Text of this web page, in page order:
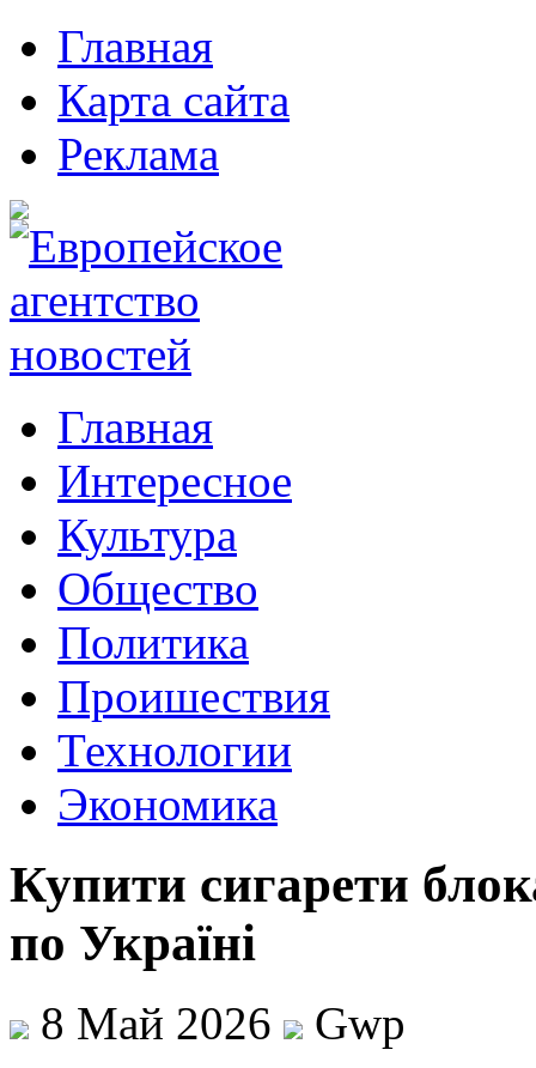
Главная
Карта сайта
Реклама
Главная
Интересное
Культура
Общество
Политика
Проишествия
Технологии
Экономика
Купити сигарети
по Україні
8 Май 2026
Gwp